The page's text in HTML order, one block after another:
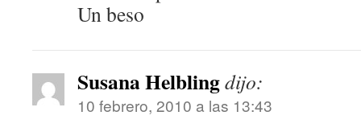
Un beso
Susana Helblingdijo:
10 febrero, 2010 a las 13:43